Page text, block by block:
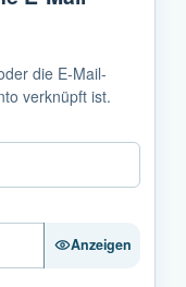
die E-Mail-
verknüpft ist.
Anzeigen